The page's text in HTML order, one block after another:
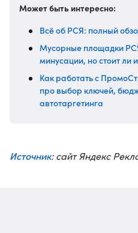
Может быть интересно:
Всё об РСЯ: полный
Мусорные площадки
минусации, но стоит ли
Как работать с
про выбор ключей,
автотаргетинга
Источник: сайт Яндекс